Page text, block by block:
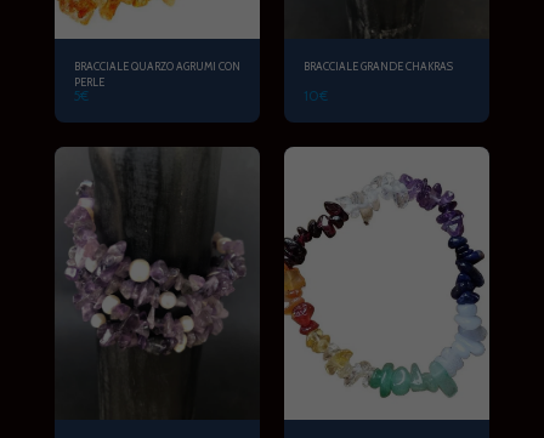
BRACCIALE QUARZO AGRUMI CON
PERLE
5€
BRACCIALE GRANDE CHAKRAS
10€